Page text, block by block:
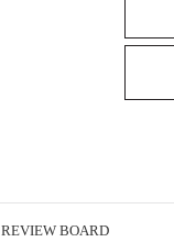
REVIEW BOARD